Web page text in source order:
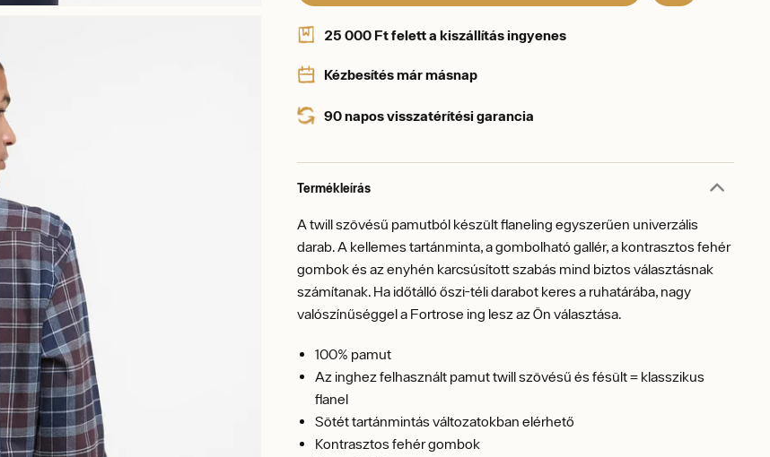
25 000 Ft felett a kiszállítás ingyenes
Kézbesítés már másnap
90 napos visszatérítési garancia
Termékleírás
A twill szövésű pamutból készült flaneling egyszerűen univerzális
darab. A kellemes tartánminta, a gombolható gallér, a kontrasztos fehér
gombok és az enyhén karcsúsított szabás mind biztos választásnak
számítanak. Ha időtálló őszi-téli darabot keres a ruhatárába, nagy
valószínűséggel a Fortrose ing lesz az Ön választása.
100% pamut
Az inghez felhasznált pamut twill szövésű és fésült = klasszikus
flanel
Sötét tartánmintás változatokban elérhető
Kontrasztos fehér gombok